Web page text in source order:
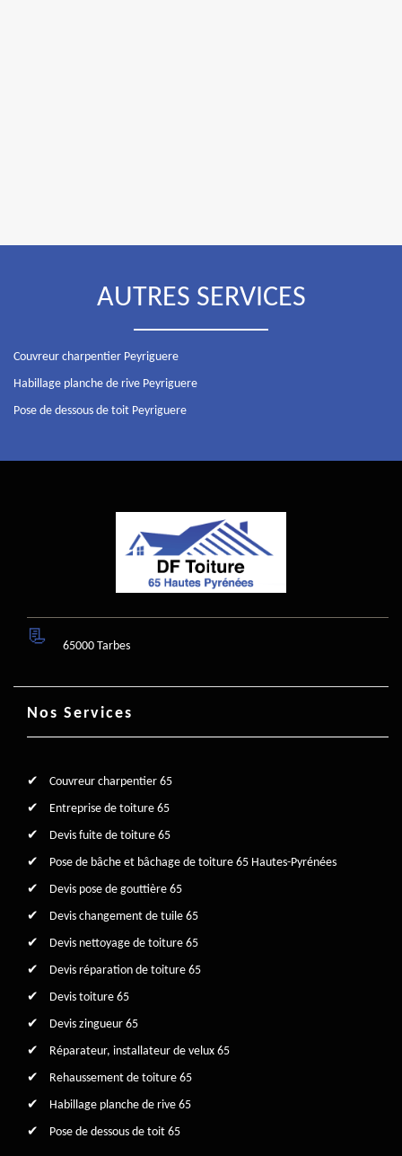
AUTRES SERVICES
Couvreur charpentier Peyriguere
Habillage planche de rive Peyriguere
Pose de dessous de toit Peyriguere
65000 Tarbes
Nos Services
Couvreur charpentier 65
Entreprise de toiture 65
Devis fuite de toiture 65
Pose de bâche et bâchage de toiture 65 Hautes-Pyrénées
Devis pose de gouttière 65
Devis changement de tuile 65
Devis nettoyage de toiture 65
Devis réparation de toiture 65
Devis toiture 65
Devis zingueur 65
Réparateur, installateur de velux 65
Rehaussement de toiture 65
Habillage planche de rive 65
Pose de dessous de toit 65